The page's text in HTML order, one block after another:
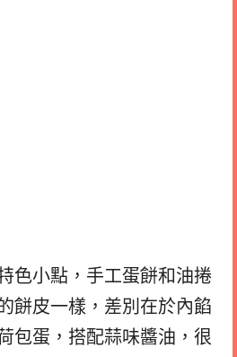
色小點，手工蛋餅和油捲
餅皮一樣，差別在於內餡
包蛋，搭配蒜味醬油，很